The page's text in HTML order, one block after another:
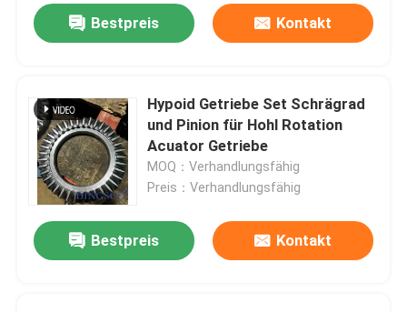
Bestpreis Kontakt
Hypoid Getriebe Set Schrägrad
und Pinion für Hohl Rotation
Acuator Getriebe
MOQ：Verhandlungsfähig
Preis：Verhandlungsfähig
Bestpreis Kontakt